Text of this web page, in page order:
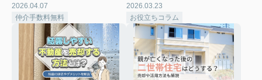
2026.04.07
仲介手数料無料
2026.03.23
お役立ちコラム